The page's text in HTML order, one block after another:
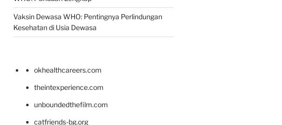
Vaksin Dewasa WHO: Pentingnya Perlindungan
Kesehatan di Usia Dewasa
okhealthcareers.com
theintexperience.com
unboundedthefilm.com
catfriends-bg.org